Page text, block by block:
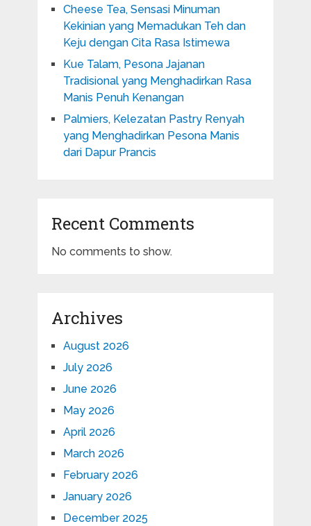
Cheese Tea, Sensasi Minuman
Kekinian yang Memadukan Teh dan
Keju dengan Cita Rasa Istimewa
Kue Talam, Pesona Jajanan
Tradisional yang Menghadirkan Rasa
Manis Penuh Kenangan
Palmiers, Kelezatan Pastry Renyah
yang Menghadirkan Pesona Manis
dari Dapur Prancis
Recent Comments
No comments to show.
Archives
August 2026
July 2026
June 2026
May 2026
April 2026
March 2026
February 2026
January 2026
December 2025